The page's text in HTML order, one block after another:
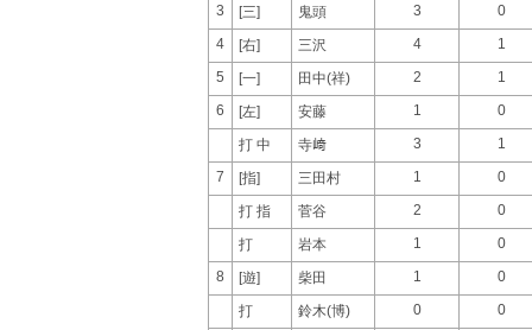
3
[三] 鬼頭 3
0
4
[右] 三沢 4
1
5
[一] 田中(祥) 2
1
6
[左] 安藤 1 0
打 中 寺﨑 3
1
7
[指] 三田村 1 0
打 指 菅谷 2 0
打 岩本 1
0
8
[遊] 柴田 1 0
打 鈴木(博) 0 0